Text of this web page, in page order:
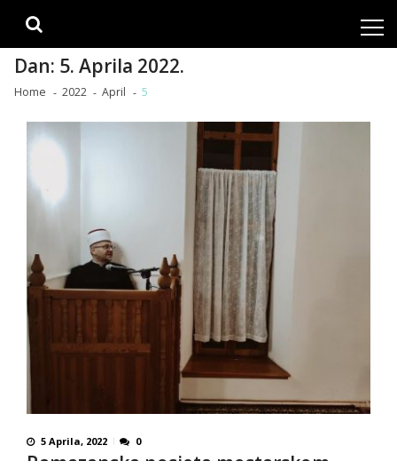
Dan: 5. Aprila 2022.
Home 2022 April 5
5 Aprila, 2022 0